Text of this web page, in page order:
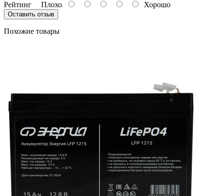
Рейтинг Плохо Хорошо
Оставить отзыв
Похожие товары